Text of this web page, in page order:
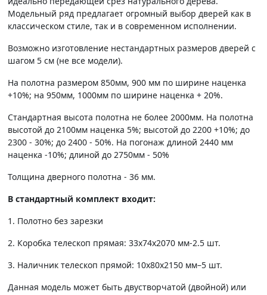
Модельный ряд предлагает огромный выбор дверей как в
классическом стиле, так и в современном исполнении.
Возможно изготовление нестандартных размеров дверей с
шагом 5 см (не все модели).
На полотна размером 850мм, 900 мм по ширине наценка
+10%; на 950мм, 1000мм по ширине наценка + 20%.
Стандартная высота полотна не более 2000мм. На полотна
высотой до 2100мм наценка 5%; высотой до 2200 +10%; до
2300 - 30%; до 2400 - 50%. На погонаж длиной 2440 мм
наценка -10%; длиной до 2750мм - 50%
Толщина дверного полотна - 36 мм.
В стандартный комплект входит:
1. Полотно без зарезки
2. Коробка телескоп прямая: 33х74х2070 мм-2.5 шт.
3. Наличник телескоп прямой: 10х80х2150 мм–5 шт.
Данная модель может быть двустворчатой (двойной) или